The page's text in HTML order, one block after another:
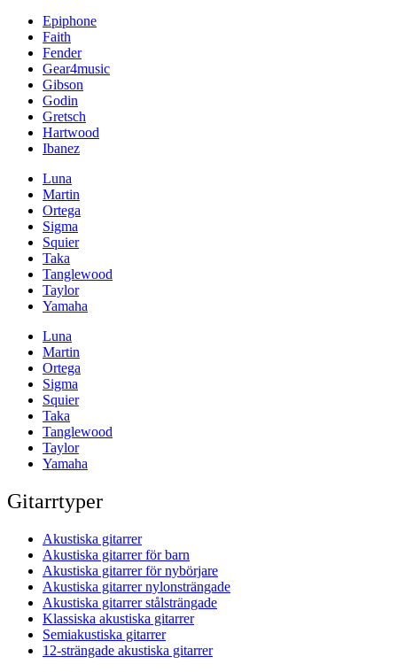
Epiphone
Faith
Fender
Gear4music
Gibson
Godin
Gretsch
Hartwood
Ibanez
Luna
Martin
Ortega
Sigma
Squier
Taka
Tanglewood
Taylor
Yamaha
Luna
Martin
Ortega
Sigma
Squier
Taka
Tanglewood
Taylor
Yamaha
Gitarrtyper
Akustiska gitarrer
Akustiska gitarrer för barn
Akustiska gitarrer för nybörjare
Akustiska gitarrer nylonsträngade
Akustiska gitarrer stålsträngade
Klassiska akustiska gitarrer
Semiakustiska gitarrer
12-strängade akustiska gitarrer